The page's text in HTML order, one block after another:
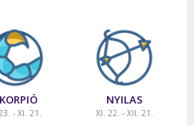
- XI. 21.
NYILAS
XI. 22. - XII. 21.